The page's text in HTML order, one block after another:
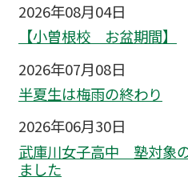
2026年08月04日
【小曽根校 お盆期間】
2026年07月08日
半夏生は梅雨の終わり
2026年06月30日
武庫川女子高中 塾対象
ました